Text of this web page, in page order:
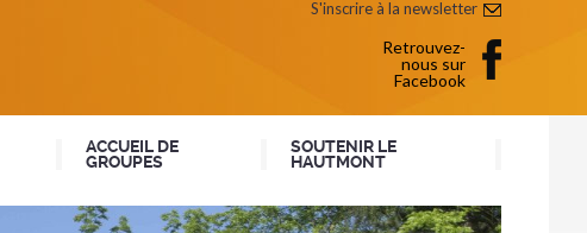
S'inscrire à la newsletter
Retrouvez-
nous sur
Facebook
ACCUEIL DE
GROUPES
SOUTENIR LE
HAUTMONT